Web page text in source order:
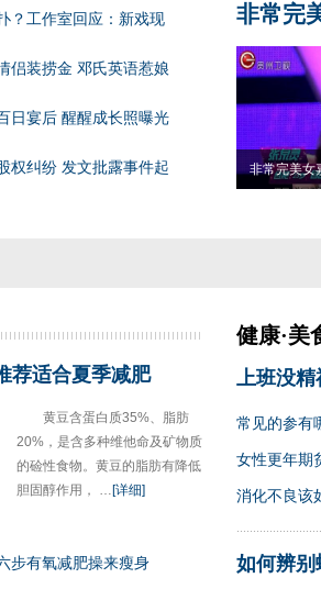
？工作室回应：新戏现
侣装捞金 邓氏英语惹娘
日宴后 醒醒成长照曝光
权纠纷 发文批露事件起
非常完
非常完美女
荐适合夏季减肥
黄豆含蛋白质35%、脂肪
20%，是含多种维他命及矿物质
的硷性食物。黄豆的脂肪有降低
胆固醇作用， …[详细]
步有氧减肥操来瘦身
健康·美
上班没精
常见的参有
女性更年期
消化不良该
如何辨别